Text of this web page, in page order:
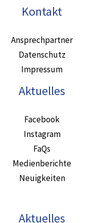
Kontakt
Ansprechpartner
Datenschutz
Impressum
Aktuelles
Facebook
Instagram
FaQs
Medienberichte
Neuigkeiten
Aktuelles